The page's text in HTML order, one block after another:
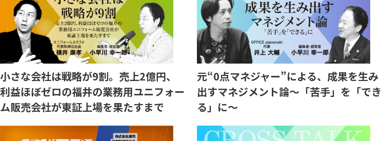
小さな会社は戦略が9割。売上2億円、
利益ほぼゼロの福井の業務用ユニフォー
ム販売会社が東証上場を果たすまで
元“0点マネジャー”による、成果を生み
出すマネジメント論～「苦手」を「でき
る」に～